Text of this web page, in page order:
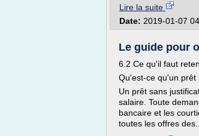
Lire la suite
Date: 2019-01-07
Le guide pour
6.2 Ce qu'il faut
Qu'est-ce qu'un prêt
Un prêt sans
salaire. Toute
bancaire et les
toutes les offres des...